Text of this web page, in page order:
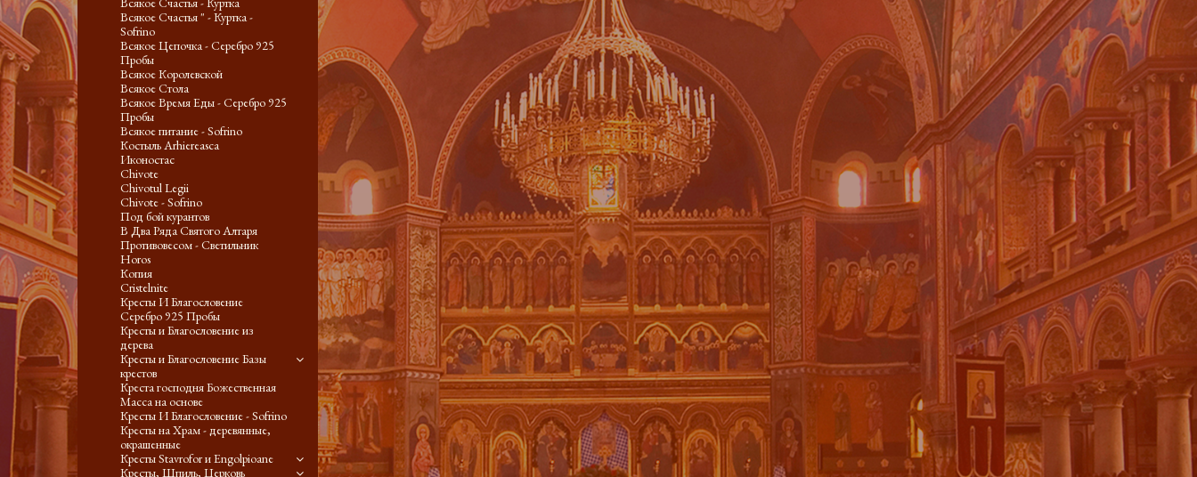
Всякое Счастья " - Куртка -
Sofrino
Всякое Цепочка - Серебро 925
Пробы
Всякое Королевской
Всякое Стола
Всякое Время Еды - Серебро 925
Пробы
Всякое питание - Sofrino
Костыль Arhiereasca
Иконостас
Chivote
Chivotul Legii
Chivote - Sofrino
Под бой курантов
В Два Ряда Святого Алтаря
Противовесом - Светильник
Horos
Копия
Cristelnite
Кресты И Благословение
Серебро 925 Пробы
Кресты и Благословение из
дерева
Кресты и Благословение Базы
крестов
Креста господня Божественная
Масса на основе
Кресты И Благословение - Sofrino
Кресты на Храм - деревянные,
окрашенные
Кресты Stavrofor и Engolpioane
Кресты, Шпиль, Церковь